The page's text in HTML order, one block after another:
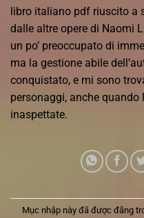
libro italiano pdf riuscito a
dalle altre opere di Naomi
un po’ preoccupato di
ma la gestione abile
conquistato, e mi sono
personaggi, anche
inaspettate.
Mục nhập này đã được đăng